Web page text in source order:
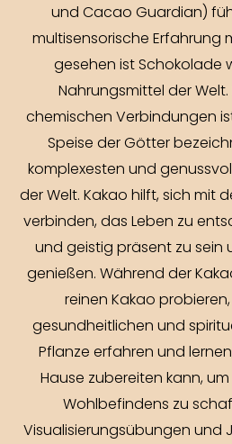
und Cacao Guardian)
multisensorische Erfahrung
gesehen ist Schokolade
Nahrungsmittel der
chemischen Verbindungen
Speise der Götter
komplexesten und
der Welt. Kakao hilft, sich mit
verbinden, das Leben zu
und geistig präsent zu sein
genießen. Während der
reinen Kakao
gesundheitlichen und
Pflanze erfahren und
Hause zubereiten kann,
Wohlbefindens zu
Visualisierungsübungen und